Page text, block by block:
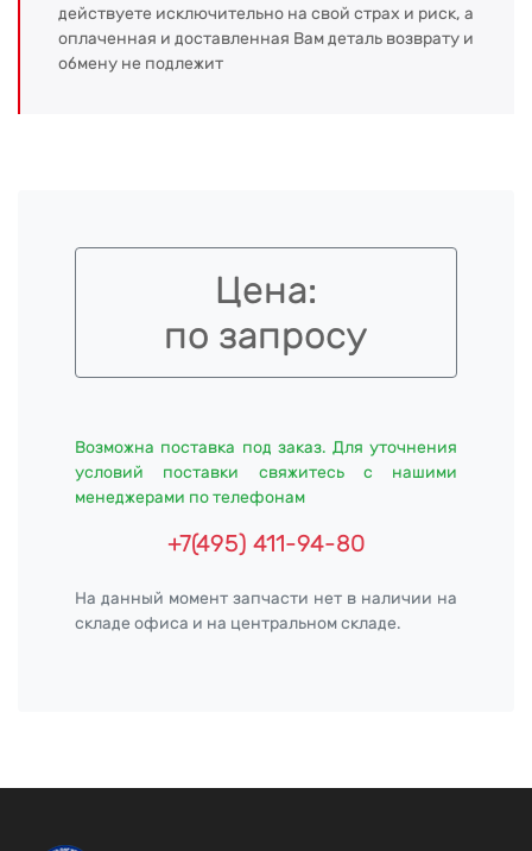
действуете исключительно на свой страх и риск, а
оплаченная и доставленная Вам деталь возврату и
обмену не подлежит
Цена:
по запросу
Возможна поставка под заказ. Для уточнения
условий поставки свяжитесь с нашими
менеджерами по телефонам
+7(495) 411-94-80
На данный момент запчасти нет в наличии на
складе офиса и на центральном складе.